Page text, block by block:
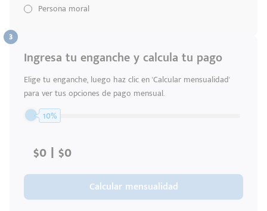
Persona moral
Ingresa tu enganche y calcula tu pago
Elige tu enganche, luego haz clic en 'Calcular mensualidad'
para ver tus opciones de pago mensual.
10%
Calcular mensualidad